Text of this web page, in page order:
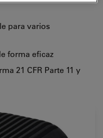
para varios
forma eficaz
21 CFR Parte 11 y